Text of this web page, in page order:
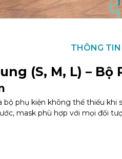
THÔNG
(S, M, L) –
bộ phụ kiện không thể thiếu
mask phù hợp với mọi đối